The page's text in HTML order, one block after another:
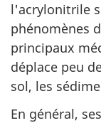
l'acrylonitrile
phénomènes
principaux
déplace peu
sol, les
En général,